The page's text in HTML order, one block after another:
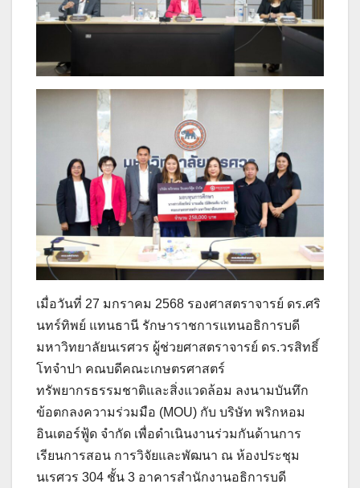
เมื่อวันที่ 27 มกราคม 2568 รองศาสตราจารย์ ดร.ศริ
นทร์ทิพย์ แทนธานี รักษาราชการแทนอธิการบดี
มหาวิทยาลัยนเรศวร ผู้ช่วยศาสตราจารย์ ดร.วรสิทธิ์
โทจำปา คณบดีคณะเกษตรศาสตร์
ทรัพยากรธรรมชาติและสิ่งแวดล้อม ลงนามบันทึก
ข้อตกลงความร่วมมือ (MOU) กับ บริษัท พริกหอม
อินเตอร์ฟู้ด จำกัด เพื่อดำเนินงานร่วมกันด้านการ
เรียนการสอน การวิจัยและพัฒนา ณ ห้องประชุม
นเรศวร 304 ชั้น 3 อาคารสำนักงานอธิการบดี